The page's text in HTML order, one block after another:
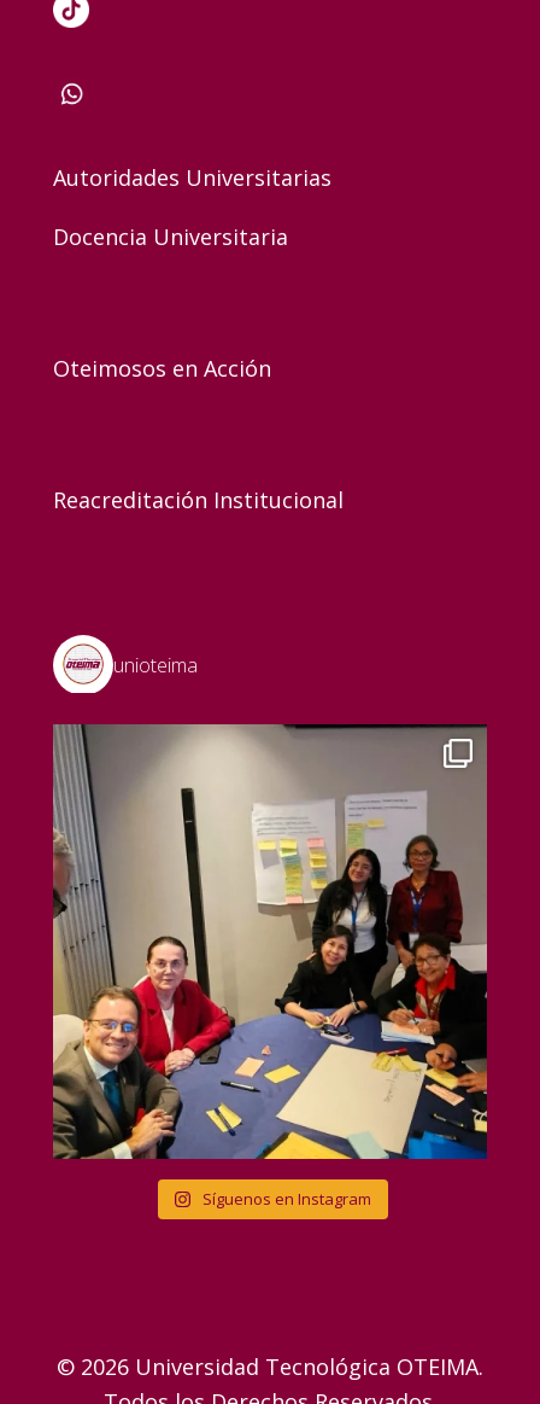
Autoridades Universitarias
Docencia Universitaria
Oteimosos en Acción
Reacreditación Institucional
unioteima
Síguenos en Instagram
© 2026 Universidad Tecnológica OTEIMA.